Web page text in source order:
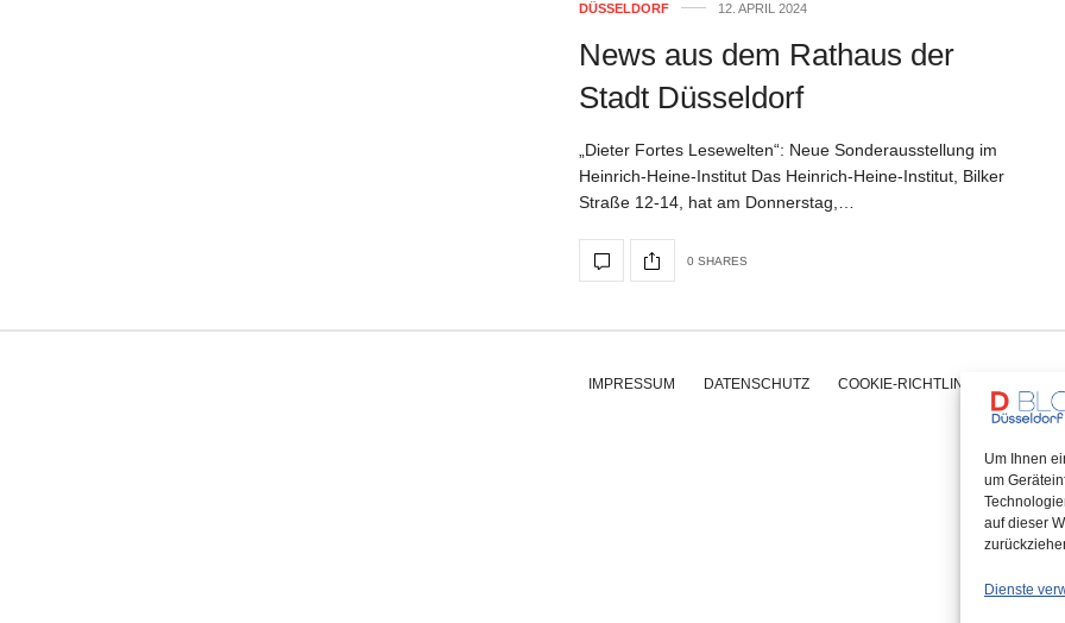
Um Ihnen
um
auf dieser
Dienste
DÜSSELDORF 12. APRIL 2024
News aus dem Rathaus der
Stadt Düsseldorf
„Dieter Fortes Lesewelten“: Neue Sonderausstellung im
Heinrich-Heine-Institut Das Heinrich-Heine-Institut, Bilker
Straße 12-14, hat am Donnerstag,…
0 SHARES
IMPRESSUM DATENSCHUTZ COOKIE-RICHTLINIE (EU)